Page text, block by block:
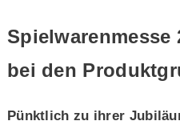
Spielwarenmesse
bei den
Pünktlich zu ihrer